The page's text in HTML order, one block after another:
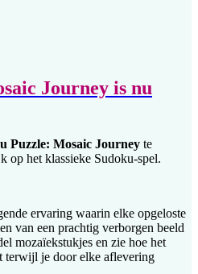
Journey is nu
Puzzle: Mosaic Journey te
het klassieke Sudoku-spel.
ervaring waarin elke opgeloste
van een prachtig verborgen beeld
mozaïekstukjes en zie hoe het
terwijl je door elke aflevering